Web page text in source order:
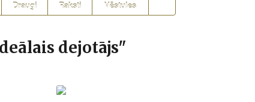
Draugi Raksti Vēstules
dejotājs"